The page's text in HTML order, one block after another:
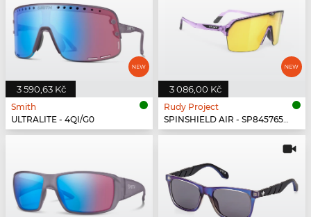
3 590,63 Kč
Smith
ULTRALITE - 4QI/G0
3 086,00 Kč
Rudy Project
SPINSHIELD AIR - SP845765-0000